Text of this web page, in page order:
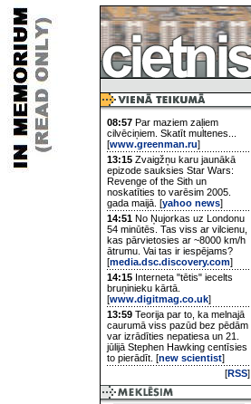
08:57 Par maziem zaļiem
cilvēciņiem. Skatīt multenes...
[www.greenman.ru]
13:15 Zvaigžņu karu jaunākā
epizode sauksies Star Wars:
Revenge of the Sith un
noskatīties to varēsim 2005.
gada maijā. [yahoo news]
14:51 No Ņujorkas uz Londonu
54 minūtēs. Tas viss ar vilcienu,
kas pārvietosies ar ~8000 km/h
ātrumu. Vai tas ir iespējams?
[media.dsc.discovery.com]
14:15 Interneta "tētis" iecelts
bruņinieku kārtā.
[www.digitmag.co.uk]
13:59 Teorija par to, ka melnajā
caurumā viss pazūd bez pēdām
var izrādīties nepatiesa un 21.
jūlijā Stephen Hawking centīsies
to pierādīt. [new scientist]
[RSS]